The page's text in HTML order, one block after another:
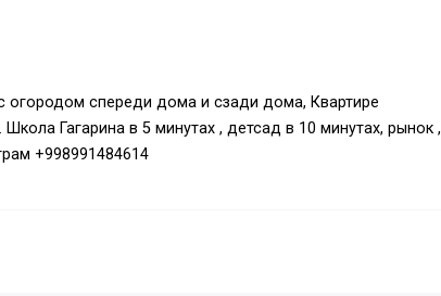
огородом спереди дома и сзади дома, Квартире
Гагарина в 5 минутах , детсад в 10 минутах, рынок ,
+998991484614